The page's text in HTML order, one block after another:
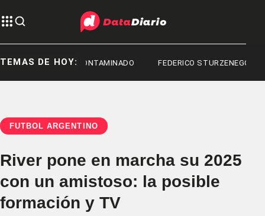
TEMAS DE HOY:
FENTANILO CONTAMINADO FEDERICO STURZENEGGER
FÚTBOL ARGENTINO
River pone en marcha su 2025
con un amistoso: la posible
formación y TV